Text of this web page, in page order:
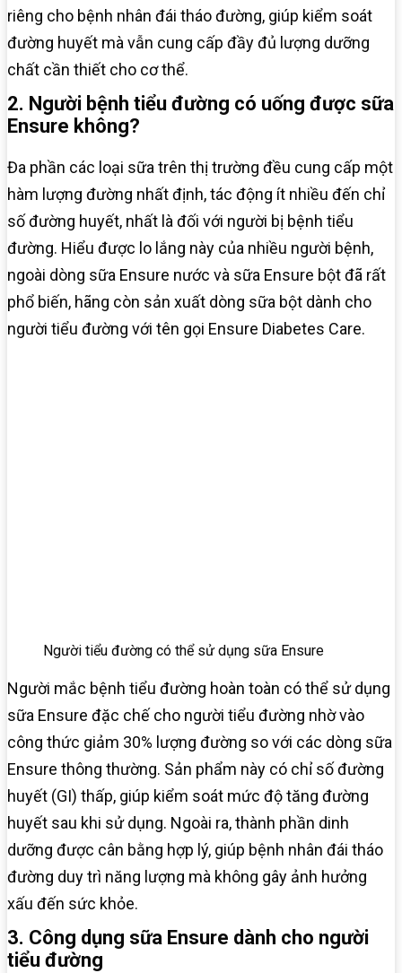
riêng cho bệnh nhân đái tháo đường, giúp kiểm soát
đường huyết mà vẫn cung cấp đầy đủ lượng dưỡng
chất cần thiết cho cơ thể.
2. Người bệnh tiểu đường có uống được sữa
Ensure không?
Đa phần các loại sữa trên thị trường đều cung cấp một
hàm lượng đường nhất định, tác động ít nhiều đến chỉ
số đường huyết, nhất là đối với người bị bệnh tiểu
đường. Hiểu được lo lắng này của nhiều người bệnh,
ngoài dòng sữa Ensure nước và sữa Ensure bột đã rất
phổ biến, hãng còn sản xuất dòng sữa bột dành cho
người tiểu đường với tên gọi Ensure Diabetes Care.
Người tiểu đường có thể sử dụng sữa Ensure
Người mắc bệnh tiểu đường hoàn toàn có thể sử dụng
sữa Ensure đặc chế cho người tiểu đường nhờ vào
công thức giảm 30% lượng đường so với các dòng sữa
Ensure thông thường. Sản phẩm này có chỉ số đường
huyết (GI) thấp, giúp kiểm soát mức độ tăng đường
huyết sau khi sử dụng. Ngoài ra, thành phần dinh
dưỡng được cân bằng hợp lý, giúp bệnh nhân đái tháo
đường duy trì năng lượng mà không gây ảnh hưởng
xấu đến sức khỏe.
3. Công dụng sữa Ensure dành cho người
tiểu đường